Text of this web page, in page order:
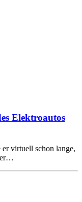
Elektroautos
virtuell schon lange,